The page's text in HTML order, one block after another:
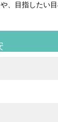
、目指したい